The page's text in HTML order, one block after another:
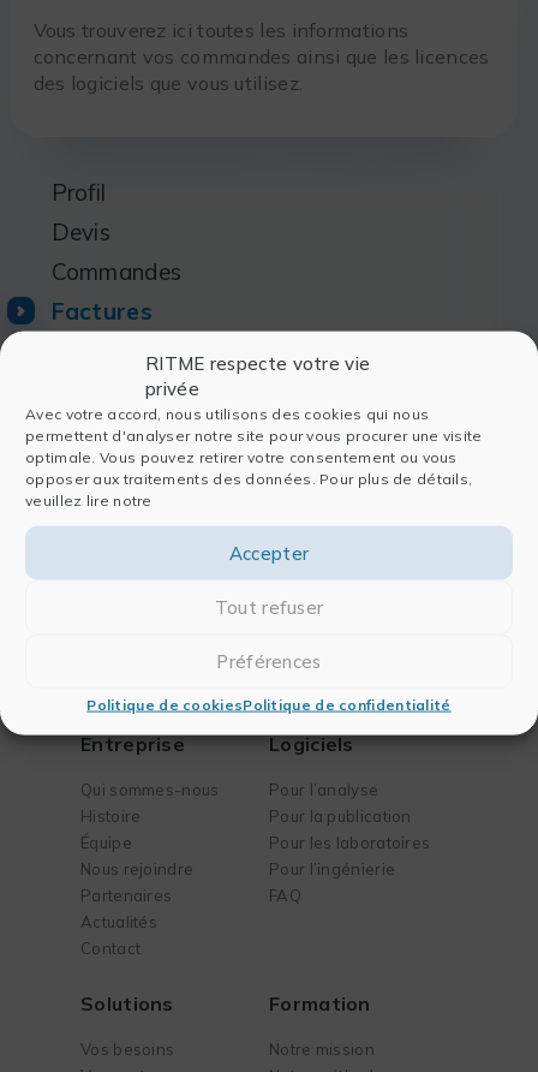
RITME respecte votre vie
privée
Avec votre accord, nous utilisons des cookies qui nous
permettent d'analyser notre site pour vous procurer une visite
optimale. Vous pouvez retirer votre consentement ou vous
opposer aux traitements des données. Pour plus de détails,
veuillez lire notre
Accepter
Tout refuser
Préférences
Politique de cookiesPolitique de confidentialité
Vous trouverez ici toutes les informations
concernant vos commandes ainsi que les licences
des logiciels que vous utilisez.
Profil
Devis
Commandes
Factures
Gestionnaires de licence
Utilisateurs
Entreprise
Qui sommes-nous
Histoire
Équipe
Nous rejoindre
Partenaires
Actualités
Contact
Logiciels
Pour l’analyse
Pour la publication
Pour les laboratoires
Pour l’ingénierie
FAQ
Solutions
Vos besoins
Formation
Notre mission